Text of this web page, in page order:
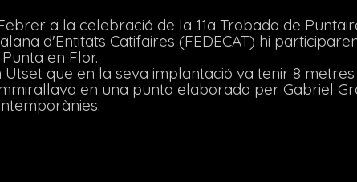
a la celebració de la 11a Trobada de
d'Entitats Catifaires (FEDECAT) hi
en Flor.
Utset que en la seva implantació va tenir 8
en una punta elaborada per Gabriel